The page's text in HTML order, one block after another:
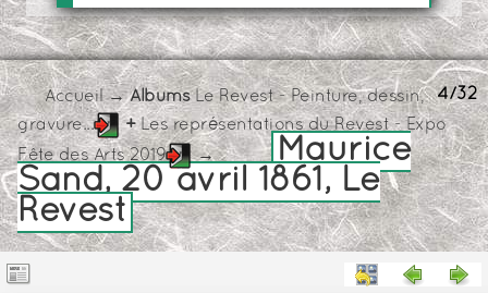
4/32
Accueil→ AlbumsLe Revest - Peinture, dessin,
gravure...
+Les représentations du Revest - Expo
Fête des Arts 2019
→
Maurice
Sand, 20 avril 1861, Le
Revest